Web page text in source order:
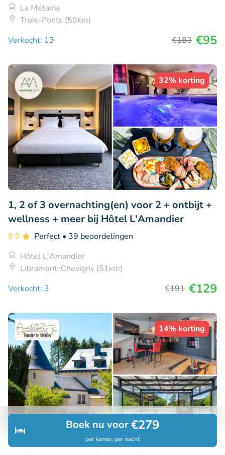
Zoeken Boekingen
Boek nu voor€279
per kamer, per nacht
La Métairie
Trois-Ponts (50km)
Verkocht: 13
€183 €95
32% korting
1, 2 of 3 overnachting(en) voor 2 + ontbijt +
wellness + meer bij Hôtel L'Amandier
9.9 Perfect • 39 beoordelingen
Hôtel L'Amandier
Libramont-Chevigny (51km)
Verkocht: 3
€191 €129
14% korting